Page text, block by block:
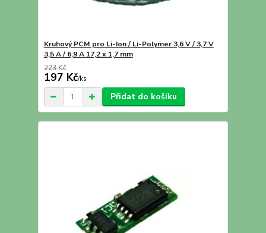
Kruhový PCM pro Li-Ion / Li-Polymer 3,6 V / 3,7 V
3,5 A / 6,9 A 17,2 x 1,7 mm
223 Kč
197 Kč/ks
Přidat do košíku